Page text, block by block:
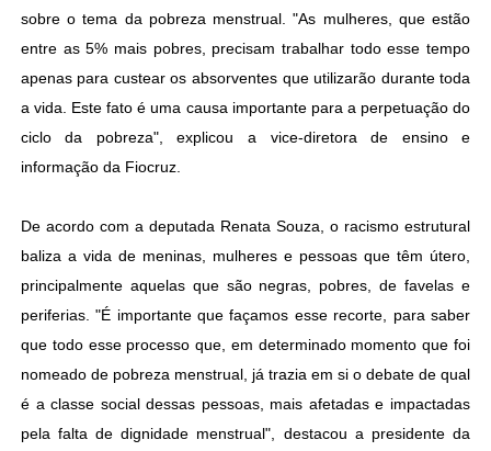
sobre o tema da pobreza menstrual. "As mulheres, que estão
entre as 5% mais pobres, precisam trabalhar todo esse tempo
apenas para custear os absorventes que utilizarão durante toda
a vida. Este fato é uma causa importante para a perpetuação do
ciclo da pobreza", explicou a vice-diretora de ensino e
informação da Fiocruz.
De acordo com a deputada Renata Souza, o racismo estrutural
baliza a vida de meninas, mulheres e pessoas que têm útero,
principalmente aquelas que são negras, pobres, de favelas e
periferias. "É importante que façamos esse recorte, para saber
que todo esse processo que, em determinado momento que foi
nomeado de pobreza menstrual, já trazia em si o debate de qual
é a classe social dessas pessoas, mais afetadas e impactadas
pela falta de dignidade menstrual", destacou a presidente da